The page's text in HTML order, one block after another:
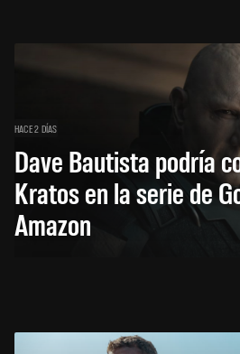
HACE 2 DÍAS
Dave Bautista podría
Kratos en la serie de
Amazon